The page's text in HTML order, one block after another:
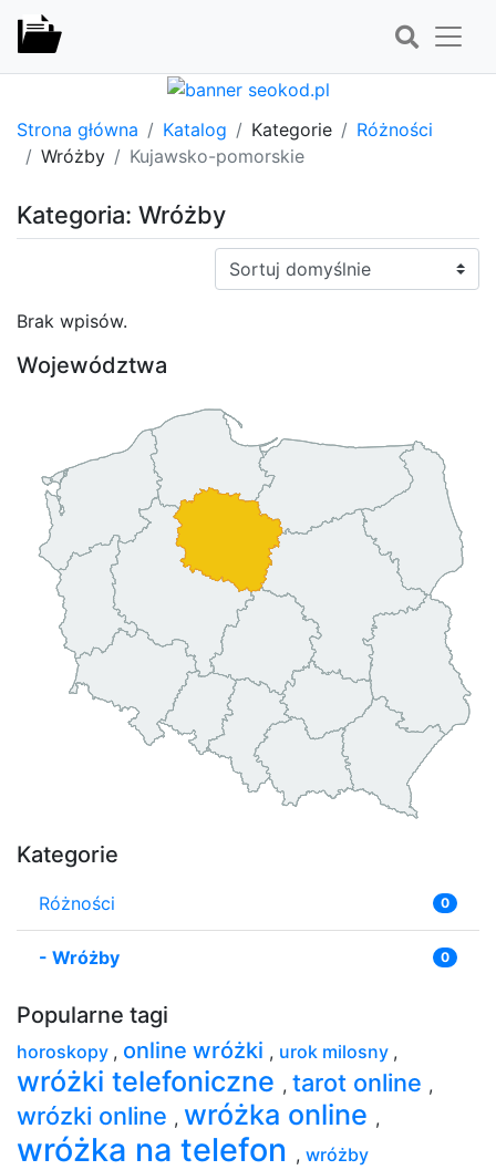
Strona główna Katalog Kategorie
Różności
Wróżby
Kujawsko-pomorskie
Kategoria: Wróżby
Sortuj:
Brak wpisów.
Województwa
Kategorie
Różności 0
- Wróżby 0
Popularne tagi
horoskopy , online wróżki , urok milosny ,
wróżki telefoniczne , tarot online ,
wrózki online , wróżka online ,
wróżka na telefon , wróżby